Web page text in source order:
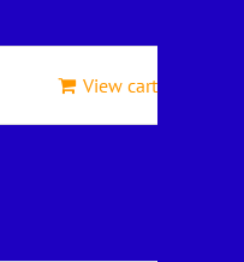
View cart